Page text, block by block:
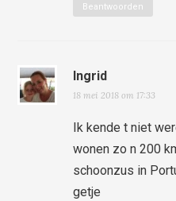
Beantwoorden
Ingrid
18 mei 2018 om 17:33
Ik kende t niet
wonen zo n 200
schoonzus in
getje